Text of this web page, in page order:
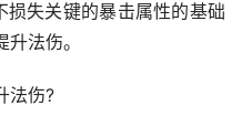
损失关键的暴击属性的基础
法伤。
法伤?